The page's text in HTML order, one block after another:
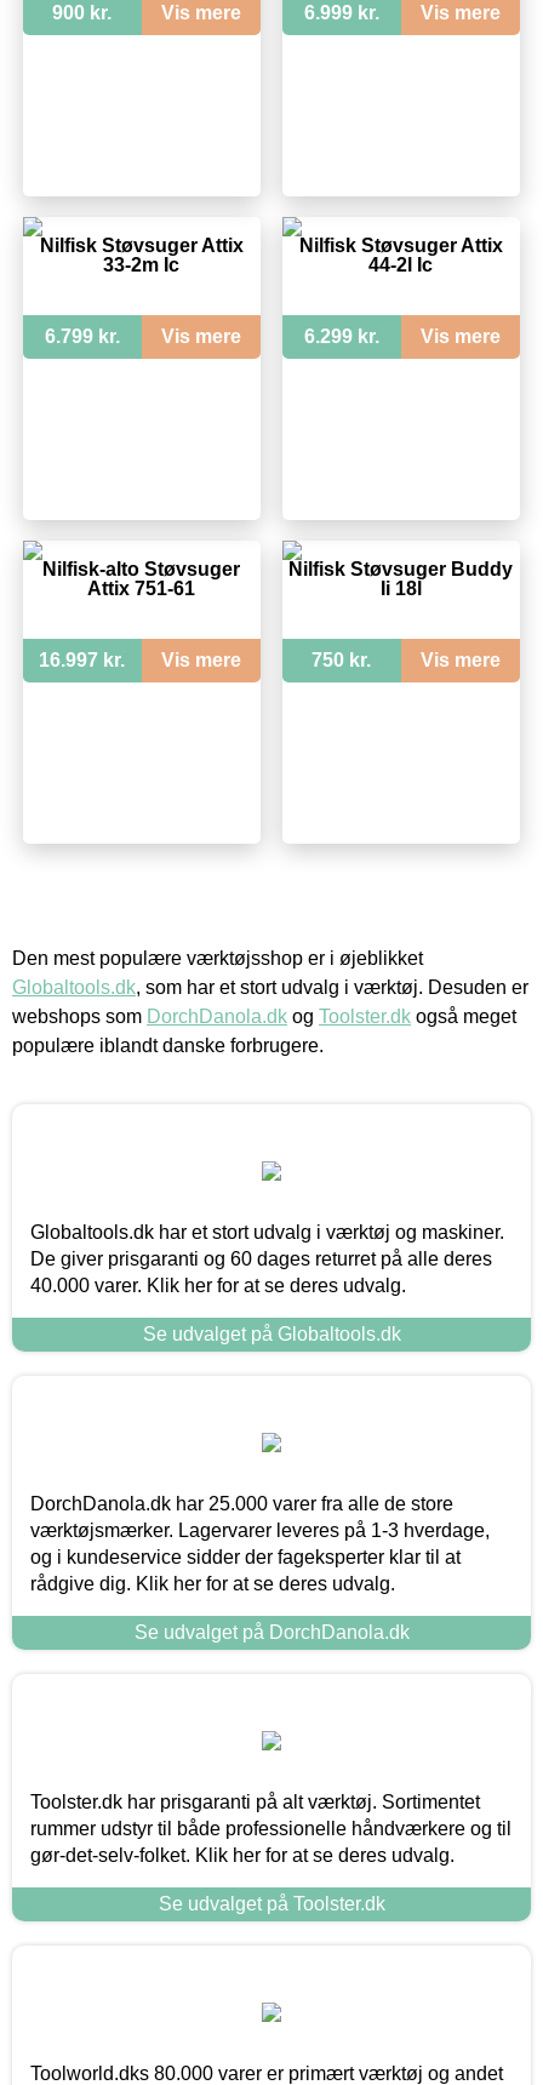
900 kr. Vis mere 6.999 kr. Vis mere
Nilfisk Støvsuger Attix
33-2m Ic
6.799 kr. Vis mere
Nilfisk Støvsuger Attix
44-2l Ic
6.299 kr. Vis mere
Nilfisk-alto Støvsuger
Attix 751-61
16.997 kr. Vis mere
Nilfisk Støvsuger Buddy
Ii 18l
750 kr. Vis mere
Den mest populære værktøjsshop er i øjeblikket
Globaltools.dk, som har et stort udvalg i værktøj. Desuden er
webshops som DorchDanola.dk og Toolster.dk også meget
populære iblandt danske forbrugere.
Globaltools.dk har et stort udvalg i værktøj og maskiner.
De giver prisgaranti og 60 dages returret på alle deres
40.000 varer. Klik her for at se deres udvalg.
Se udvalget på Globaltools.dk
DorchDanola.dk har 25.000 varer fra alle de store
værktøjsmærker. Lagervarer leveres på 1-3 hverdage,
og i kundeservice sidder der fageksperter klar til at
rådgive dig. Klik her for at se deres udvalg.
Se udvalget på DorchDanola.dk
Toolster.dk har prisgaranti på alt værktøj. Sortimentet
rummer udstyr til både professionelle håndværkere og til
gør-det-selv-folket. Klik her for at se deres udvalg.
Se udvalget på Toolster.dk
Toolworld.dks 80.000 varer er primært værktøj og andet